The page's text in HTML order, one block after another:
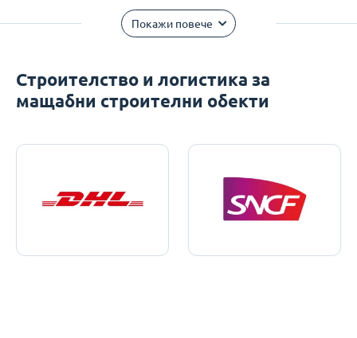
Покажи повече
Строителство и логистика за
мащабни строителни обекти